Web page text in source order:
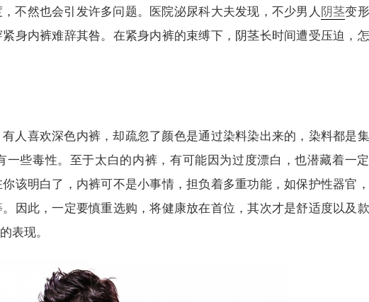
不然也会引发许多问题。医院泌尿科大夫发现，不少男人 阴茎变
身内裤难辞其咎。在紧身内裤的束缚下，阴茎长时间遭受压迫，
人喜欢深色内裤，却疏忽了颜色是通过染料染出来的，染料都是
一些毒性。至于太白的内裤，有可能因为过度漂白，也潜藏着一
该明白了，内裤可不是小事情，担负着多重功能，如保护性器官
因此，一定要慎重选购，将健康放在首位，其次才是舒适度以及
表现。